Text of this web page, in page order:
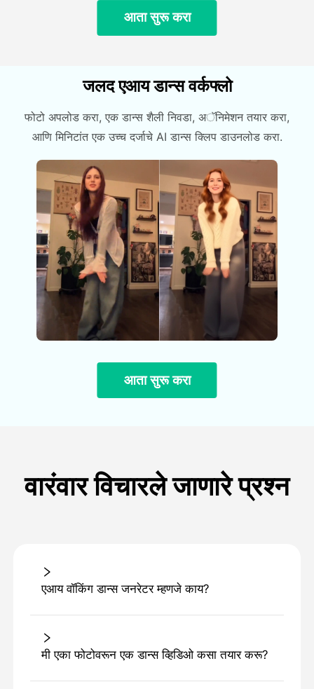
आता सुरू करा
जलद एआय डान्स वर्कफ्लो
फोटो अपलोड करा, एक डान्स शैली निवडा, अॅनिमेशन तयार करा,
आणि मिनिटांत एक उच्च दर्जाचे AI डान्स क्लिप डाउनलोड करा.
आता सुरू करा
वारंवार विचारले जाणारे प्रश्न
एआय वॉकिंग डान्स जनरेटर म्हणजे काय?
मी एका फोटोवरून एक डान्स व्हिडिओ कसा तयार करू?